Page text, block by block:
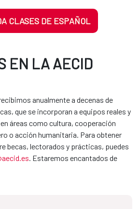
CLASES DE ESPAÑOL
EN LA AECID
anualmente a decenas de
que se incorporan a equipos reales y
áreas como cultura, cooperación
o acción humanitaria. Para obtener
becas, lectorados y prácticas, puedes
. Estaremos encantados de